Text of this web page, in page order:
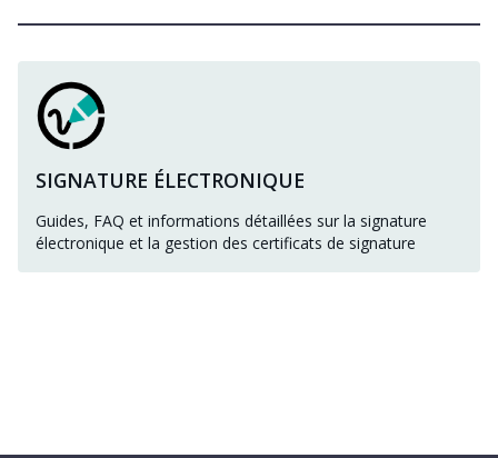
SIGNATURE ÉLECTRONIQUE
Guides, FAQ et informations détaillées sur la signature
électronique et la gestion des certificats de signature